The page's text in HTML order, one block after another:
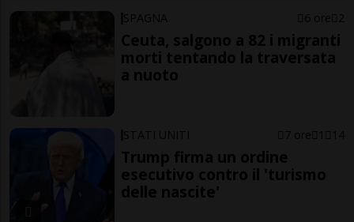
SPAGNA 6 ore 2
Ceuta, salgono a 82 i migranti
morti tentando la traversata
a nuoto
STATI UNITI 7 ore 1 14
Trump firma un ordine
esecutivo contro il 'turismo
delle nascite'